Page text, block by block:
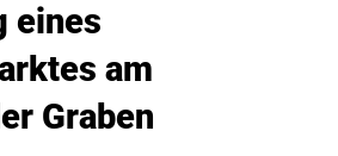
eines
am
Graben